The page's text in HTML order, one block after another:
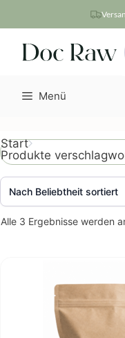
Inhalt
springen
Menü
Start
Produkte
Alle 3 Ergebnisse werden